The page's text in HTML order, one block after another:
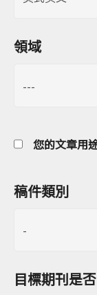
領域
您的文章用
稿件類別
目標期刊是